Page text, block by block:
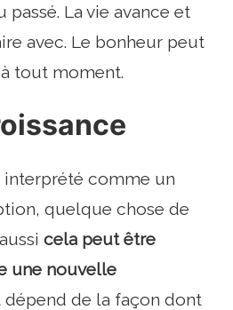
passé. La vie avance et
avec. Le bonheur peut
tout moment.
comme un
quelque chose de
cela peut être
une nouvelle
dépend de la façon dont